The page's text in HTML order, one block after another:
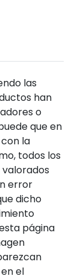
las
han
o
que en
la
todos los
error
dicho
página
el